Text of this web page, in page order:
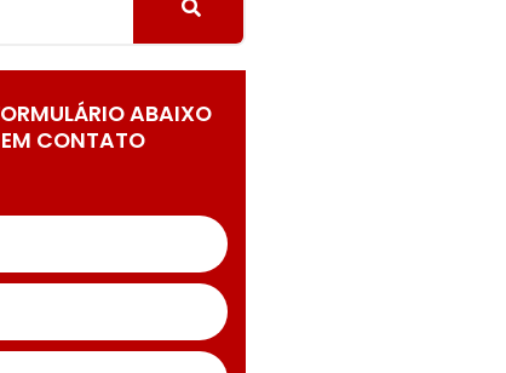
ABAIXO
CONTATO